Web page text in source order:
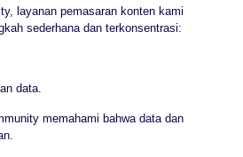
layanan pemasaran konten kami
sederhana dan terkonsentrasi:
data.
memahami bahwa data dan